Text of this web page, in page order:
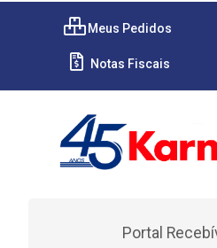
Meus Pedidos
Notas Fiscais
Portal